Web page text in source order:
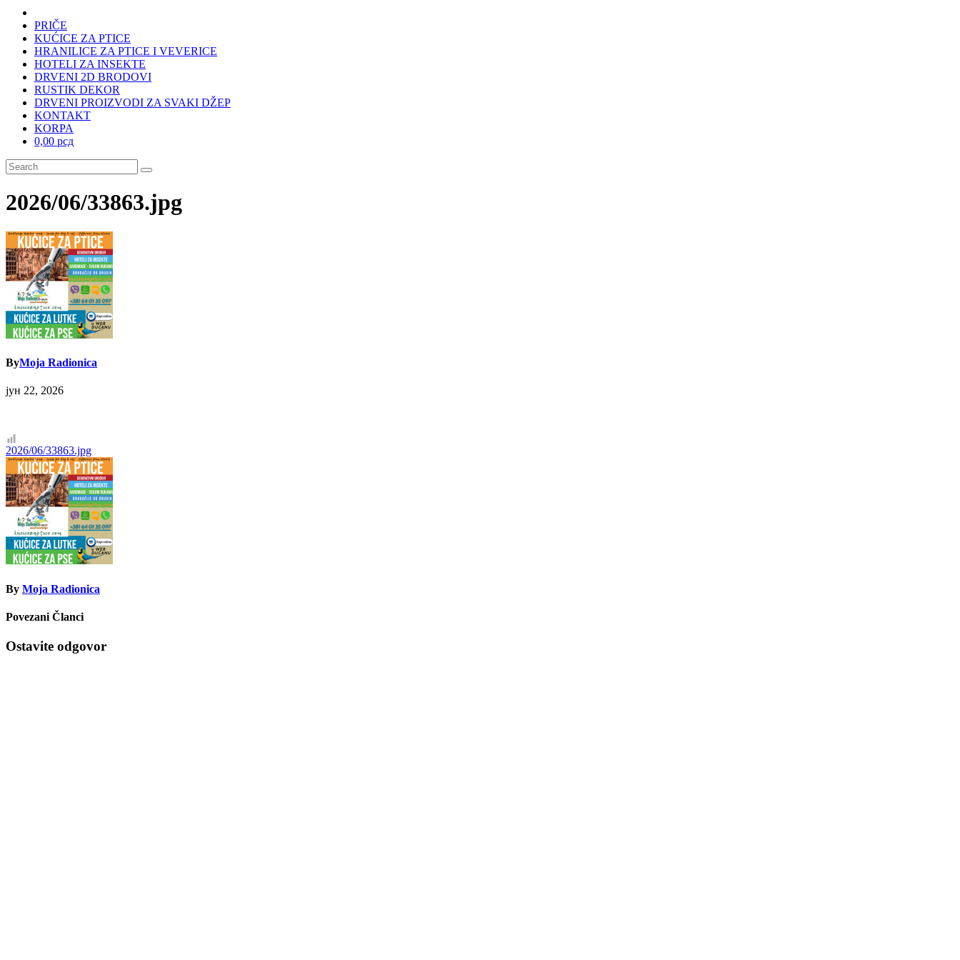
PRIČE
KUĆICE ZA PTICE
HRANILICE ZA PTICE I VEVERICE
HOTELI ZA INSEKTE
DRVENI 2D BRODOVI
RUSTIK DEKOR
DRVENI PROIZVODI ZA SVAKI DŽEP
KONTAKT
KORPA
0,00 рсд
2026/06/33863.jpg
ByMoja Radionica
јун 22, 2026
Кретање
чланка
2026/06/33863.jpg
By Moja Radionica
Povezani Članci
Ostavite odgovor